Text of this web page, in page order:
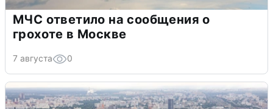
МЧС ответило на сообщения о
грохоте в Москве
7 августа 0